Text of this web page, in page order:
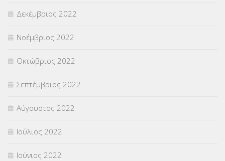
Δεκέμβριος 2022
Νοέμβριος 2022
Οκτώβριος 2022
Σεπτέμβριος 2022
Αύγουστος 2022
Ιούλιος 2022
Ιούνιος 2022